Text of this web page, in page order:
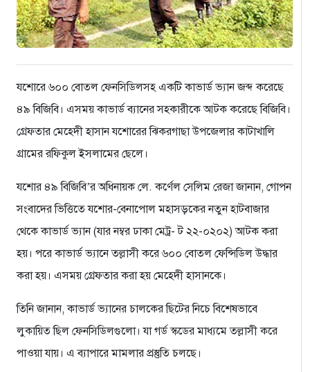
যশোরে ৬০০ বোতল ফেনসিডিলসহ একটি কাভার্ড ভ্যান জব্দ করেছে
৪৯ বিজিবি। এসময় কাভার্ড ব্যানের সহকারীকে আটক করেছে বিজিবি।
গ্রেফতার মেহেদী হাসান যশোরের ঝিকরগাছা উপজেলার কাটাখালি
গ্রামের রফিকুল ইসলামের ছেলে।
যশোর ৪৯ বিজিবি’র অধিনায়ক লে. কর্ণেল সেলিম রেজা জানান, গোপন
সংবাদের ভিত্তিতে যশোর-বেনাপোল মহাসড়কের নতুন হাটবাজার
থেকে কাভার্ড ভ্যান (যার নম্বর ঢাকা মেট্র- ট ২২-০২০২) আটক করা
হয়। পরে কাভার্ড ভ্যানে তল্লাসী করে ৬০০ বোতল ফেন্সিডিল উদ্ধার
করা হয়। এসময় গ্রেফতার করা হয় মেহেদী হাসানকে।
তিনি জানান, কাভার্ড ভ্যানের চালকের ছিটের নিচে বিশেষভাবে
লুকায়িত ছিল ফেনসিডিলগুলো। যা গর্ড স্কডের মাধ্যমে তল্লাসী করে
পাওয়া যায়। এ ব্যাপারে মামলার প্রস্তুতি চলছে।